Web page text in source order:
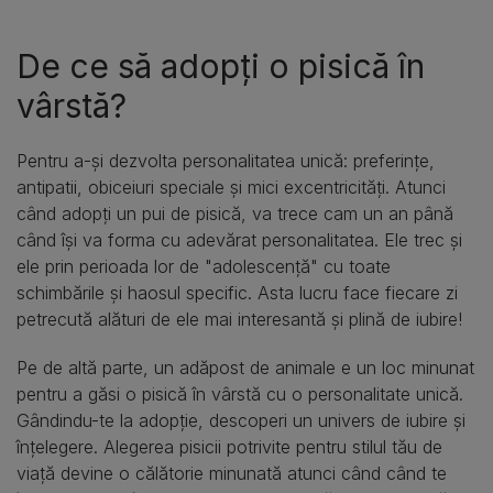
De ce să adopți o pisică în
vârstă?
Pentru a-și dezvolta personalitatea unică: preferințe,
antipatii, obiceiuri speciale și mici excentricități. Atunci
când adopți un pui de pisică, va trece cam un an până
când își va forma cu adevărat personalitatea. Ele trec și
ele prin perioada lor de "adolescență" cu toate
schimbările și haosul specific. Asta lucru face fiecare zi
petrecută alături de ele mai interesantă și plină de iubire!
Pe de altă parte, un adăpost de animale e un loc minunat
pentru a găsi o pisică în vârstă cu o personalitate unică.
Gândindu-te la adopție, descoperi un univers de iubire și
înțelegere. Alegerea pisicii potrivite pentru stilul tău de
viață devine o călătorie minunată atunci când când te